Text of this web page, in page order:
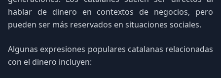
hablar de dinero en contextos de negocios, pero
pueden ser más reservados en situaciones sociales.
Algunas expresiones populares catalanas relacionadas
con el dinero incluyen: